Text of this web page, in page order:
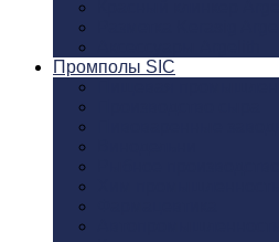
Промполы SIC